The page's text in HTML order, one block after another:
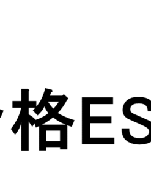
れる日本屈指のゲームメーカー ｜ 9期連
卒 ｜ インターンシップ参加者は書類選考
ップレベルの企業へ幅広いコンサルを行う